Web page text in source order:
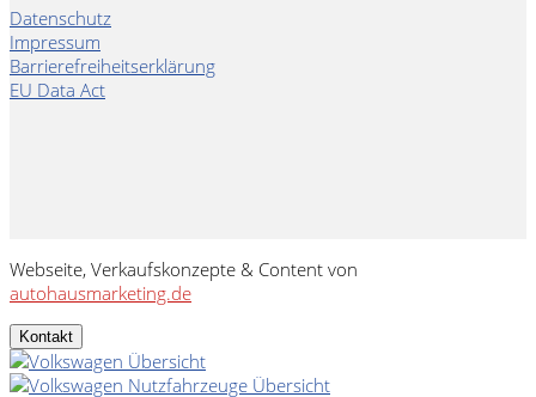
Datenschutz
Impressum
Barrierefreiheitserklärung
EU Data Act
Webseite, Verkaufskonzepte & Content von
autohausmarketing.de
Kontakt